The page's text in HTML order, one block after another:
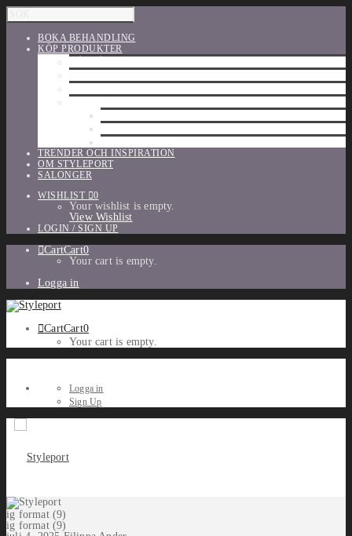
BOKA BEHANDLING
KÖP PRODUKTER
TRENDER OCH INSPIRATION
OM STYLEPORT
SALONGER
WISHLIST
0
Your wishlist is empty.
View Wishlist
LOGIN / SIGN UP
CartCart0
Your cart is empty.
Logga in
CartCart0
Your cart is empty.
Logga in
Sign Up
ig format (9)
ig format (9)